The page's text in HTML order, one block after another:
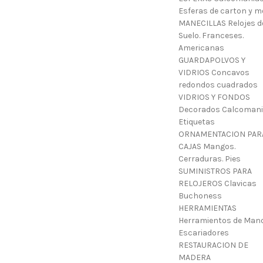
Esferas de carton y
MANECILLAS Relojes
Suelo. Franceses.
Americanas
GUARDAPOLVOS Y
VIDRIOS Concavos
redondos cuadrados
VIDRIOS Y FONDOS
Decorados
Etiquetas
ORNAMENTACION
CAJAS Mangos.
Cerraduras. Pies
SUMINISTROS PARA
RELOJEROS Clavicas
Buchoness
HERRAMIENTAS
Herramientos de
Escariadores
RESTAURACION DE
MADERA